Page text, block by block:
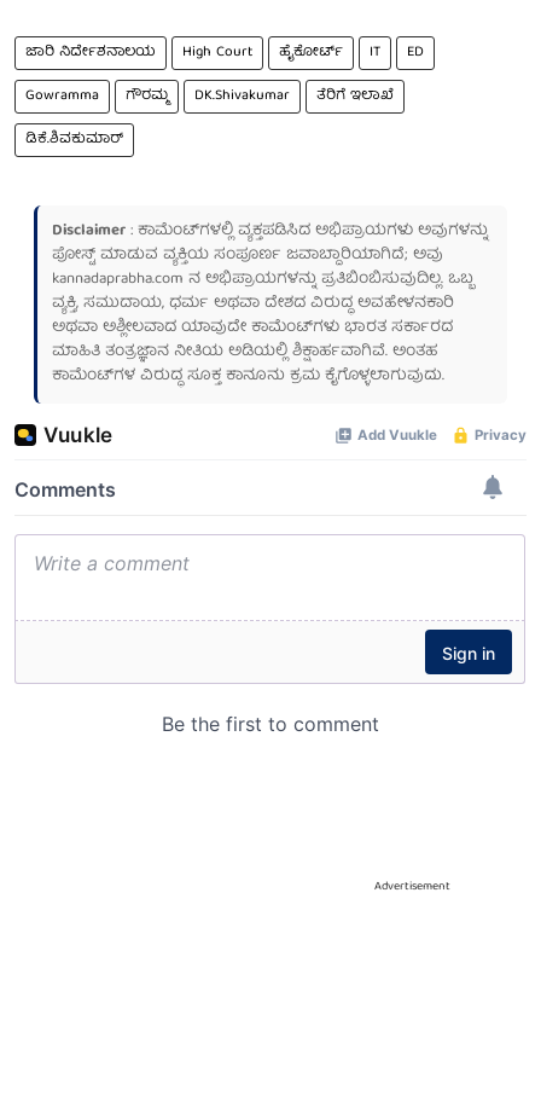
ಜಾರಿ ನಿರ್ದೇಶನಾಲಯ High Court ಹೈಕೋರ್ಟ್ IT
ED
Gowramma
ಗೌರಮ್ಮ DK.Shivakumar
ತೆರಿಗೆ ಇಲಾಖೆ
ಡಿಕೆ.ಶಿವಕುಮಾರ್
Disclaimer: ಕಾಮೆಂಟ್‌ಗಳಲ್ಲಿ ವ್ಯಕ್ತಪಡಿಸಿದ ಅಭಿಪ್ರಾಯಗಳು ಅವುಗಳನ್ನು
ಪೋಸ್ಟ್ ಮಾಡುವ ವ್ಯಕ್ತಿಯ ಸಂಪೂರ್ಣ ಜವಾಬ್ದಾರಿಯಾಗಿದೆ; ಅವು
kannadaprabha.com ನ ಅಭಿಪ್ರಾಯಗಳನ್ನು ಪ್ರತಿಬಿಂಬಿಸುವುದಿಲ್ಲ. ಒಬ್ಬ
ವ್ಯಕ್ತಿ, ಸಮುದಾಯ, ಧರ್ಮ ಅಥವಾ ದೇಶದ ವಿರುದ್ಧ ಅವಹೇಳನಕಾರಿ
ಅಥವಾ ಅಶ್ಲೀಲವಾದ ಯಾವುದೇ ಕಾಮೆಂಟ್‌ಗಳು ಭಾರತ ಸರ್ಕಾರದ
ಮಾಹಿತಿ ತಂತ್ರಜ್ಞಾನ ನೀತಿಯ ಅಡಿಯಲ್ಲಿ ಶಿಕ್ಷಾರ್ಹವಾಗಿವೆ. ಅಂತಹ
ಕಾಮೆಂಟ್‌ಗಳ ವಿರುದ್ಧ ಸೂಕ್ತ ಕಾನೂನು ಕ್ರಮ ಕೈಗೊಳ್ಳಲಾಗುವುದು.
Advertisement